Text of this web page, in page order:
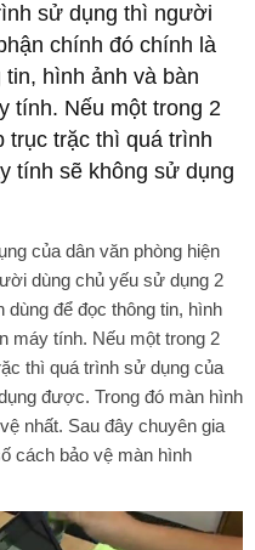
sử dụng thì người
chính đó chính là
hình ảnh và bàn
tính. Nếu một trong 2
trục trặc thì quá trình
tính sẽ không sử dụng
của dân văn phòng hiện
dùng chủ yếu sử dụng 2
dùng để đọc thông tin, hình
máy tính. Nếu một trong 2
thì quá trình sử dụng của
được. Trong đó màn hình
nhất. Sau đây chuyên gia
cách bảo vệ màn hình